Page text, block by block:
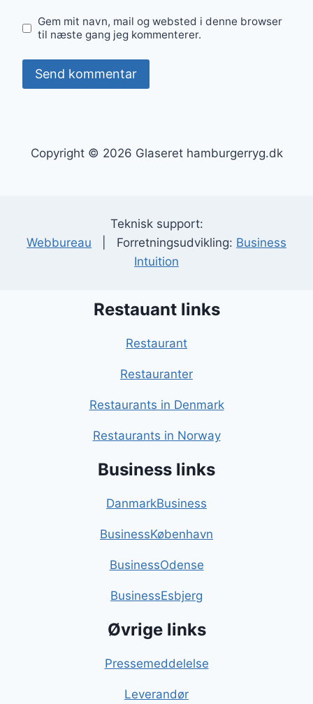
Gem mit navn, mail og websted i denne browser
til næste gang jeg kommenterer.
Copyright © 2026 Glaseret hamburgerryg.dk
Teknisk support:
Webbureau | Forretningsudvikling: Business
Intuition
Restauant links
Restaurant
Restauranter
Restaurants in Denmark
Restaurants in Norway
Business links
DanmarkBusiness
BusinessKøbenhavn
BusinessOdense
BusinessEsbjerg
Øvrige links
Pressemeddelelse
Leverandør